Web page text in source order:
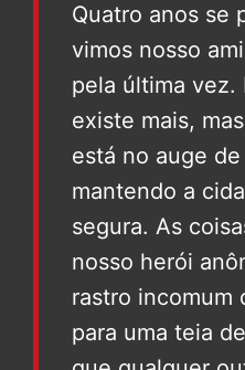
Quatro anos se
vimos nosso
pela última vez.
existe mais,
está no auge
mantendo a
segura. As
nosso herói
rastro incomum
para uma teia